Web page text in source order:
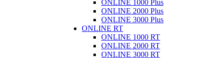
ONLINE 1000 Plus
ONLINE 2000 Plus
ONLINE 3000 Plus
ONLINE RT
ONLINE 1000 RT
ONLINE 2000 RT
ONLINE 3000 RT